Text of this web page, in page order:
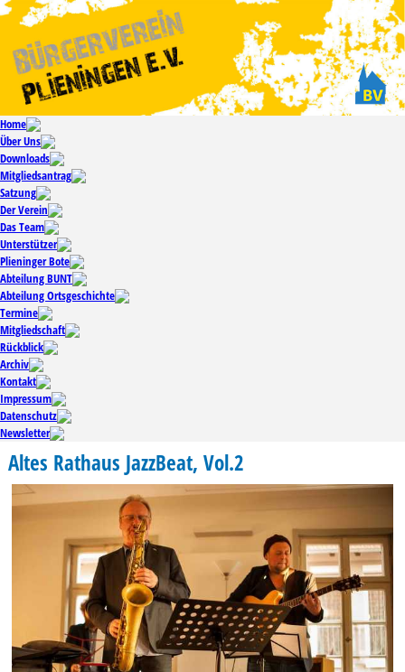
Home
Über Uns
Downloads
Mitgliedsantrag
Satzung
Der Verein
Das Team
Unterstützer
Plieninger Bote
Abteilung BUNT
Abteilung Ortsgeschichte
Termine
Mitgliedschaft
Rückblick
Archiv
Kontakt
Impressum
Datenschutz
Newsletter
Altes Rathaus JazzBeat, Vol.2